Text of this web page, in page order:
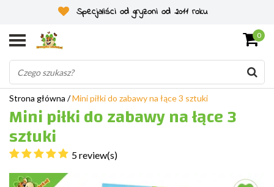
Specjaliści od gryzoni od 2011 roku
0
Strona główna /Mini piłki do zabawy na łące 3 sztuki
Mini piłki do zabawy na łące 3
sztuki
5 review(s)